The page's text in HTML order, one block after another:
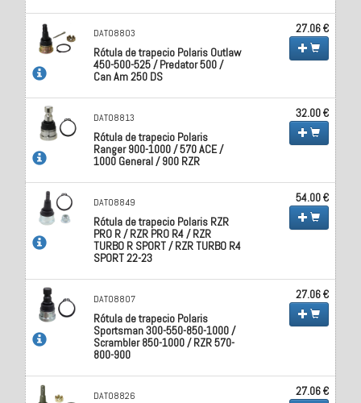
DAT08803
Rótula de trapecio Polaris Outlaw
450-500-525 / Predator 500 /
Can Am 250 DS
27.06 €
DAT08813
Rótula de trapecio Polaris
Ranger 900-1000 / 570 ACE /
1000 General / 900 RZR
32.00 €
DAT08849
Rótula de trapecio Polaris RZR
PRO R / RZR PRO R4 / RZR
TURBO R SPORT / RZR TURBO R4
SPORT 22-23
54.00 €
DAT08807
Rótula de trapecio Polaris
Sportsman 300-550-850-1000 /
Scrambler 850-1000 / RZR 570-
800-900
27.06 €
DAT08826 27.06 €